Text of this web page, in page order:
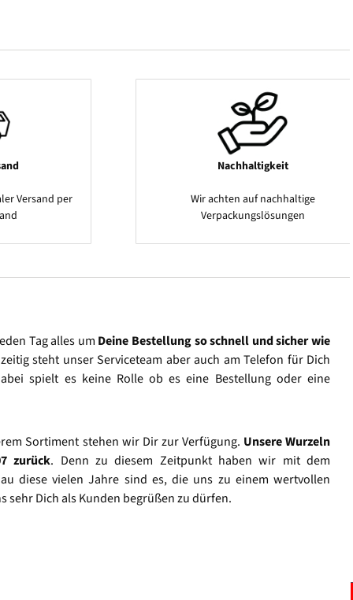
Versand per
Nachhaltigkeit
Wir achten auf nachhaltige
Verpackungslösungen
Tag alles um Deine Bestellung so schnell und sicher wie
steht unser Serviceteam aber auch am Telefon für Dich
spielt es keine Rolle ob es eine Bestellung oder eine
Sortiment stehen wir Dir zur Verfügung. Unsere Wurzeln
zurück. Denn zu diesem Zeitpunkt haben wir mit dem
diese vielen Jahre sind es, die uns zu einem wertvollen
sehr Dich als Kunden begrüßen zu dürfen.